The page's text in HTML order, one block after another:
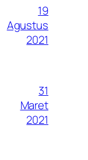
19
Agustus
2021
31
Maret
2021